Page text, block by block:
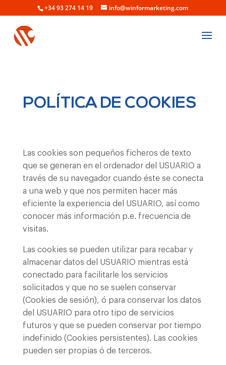
+34 93 274 14 19 info@winformarketing.com
POLÍTICA DE COOKIES
Las cookies son pequeños ficheros de texto
que se generan en el ordenador del USUARIO a
través de su navegador cuando éste se conecta
a una web y que nos permiten hacer más
eficiente la experiencia del USUARIO, así como
conocer más información p.e. frecuencia de
visitas.
Las cookies se pueden utilizar para recabar y
almacenar datos del USUARIO mientras está
conectado para facilitarle los servicios
solicitados y que no se suelen conservar
(Cookies de sesión), ó para conservar los datos
del USUARIO para otro tipo de servicios
futuros y que se pueden conservar por tiempo
indefinido (Cookies persistentes). Las cookies
pueden ser propias ó de terceros.